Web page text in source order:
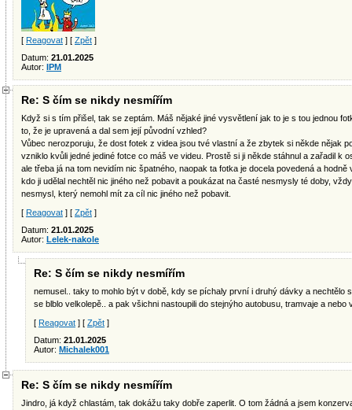
[ Reagovat ] [ Zpět ]
Datum: 21.01.2025
Autor: IPM
Re: S čím se nikdy nesmířím
Když si s tím přišel, tak se zeptám. Máš nějaké jiné vysvětlení jak to je s tou jednou
to, že je upravená a dal sem její původní vzhled?
Vůbec nerozporuju, že dost fotek z videa jsou tvé vlastní a že zbytek si někde nějak
vzniklo kvůli jedné jediné fotce co máš ve videu. Prostě si ji někde stáhnul a zařadil k
ale třeba já na tom nevidím nic špatného, naopak ta fotka je docela povedená a
kdo ji udělal nechtěl nic jiného než pobavit a poukázat na časté nesmysly té doby,
nesmysl, který nemohl mít za cíl nic jiného než pobavit.
[ Reagovat ] [ Zpět ]
Datum: 21.01.2025
Autor: Lelek-nakole
Re: S čím se nikdy nesmířím
nemusel.. taky to mohlo být v době, kdy se píchaly první i druhý dávky a nechtělo
se blblo velkolepě.. a pak všichni nastoupili do stejnýho autobusu, tramvaje a nebo
[ Reagovat ] [ Zpět ]
Datum: 21.01.2025
Autor: Michalek001
Re: S čím se nikdy nesmířím
Jindro, já když chlastám, tak dokážu taky dobře zaperlit. O tom žádná a jsem